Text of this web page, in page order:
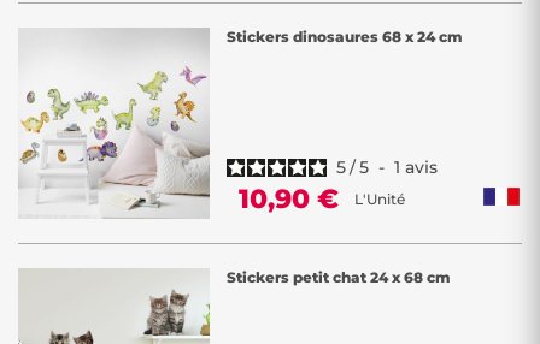
Stickers dinosaures 68 x 24 cm
5/5 - 1 avis
10,90 € L'Unité
Stickers petit chat 24 x 68 cm